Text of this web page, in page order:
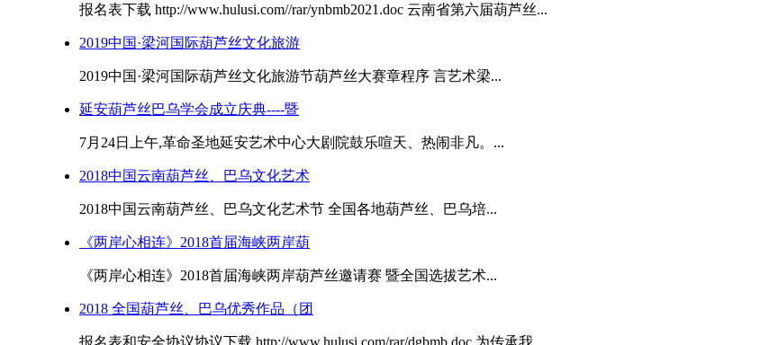
报名表下载 http://www.hulusi.com//rar/ynbmb2021.doc 云南省第六届葫芦丝...
2019中国·梁河国际葫芦丝文化旅游
2019中国·梁河国际葫芦丝文化旅游节葫芦丝大赛章程序 言艺术梁...
延安葫芦丝巴乌学会成立庆典----暨
7月24日上午,革命圣地延安艺术中心大剧院鼓乐喧天、热闹非凡。...
2018中国云南葫芦丝、巴乌文化艺术
2018中国云南葫芦丝、巴乌文化艺术节 全国各地葫芦丝、巴乌培...
《两岸心相连》2018首届海峡两岸葫
《两岸心相连》2018首届海峡两岸葫芦丝邀请赛 暨全国选拔艺术...
2018 全国葫芦丝、巴乌优秀作品（团
报名表和安全协议协议下载 http://www.hulusi.com/rar/dgbmb.doc 为传承我...